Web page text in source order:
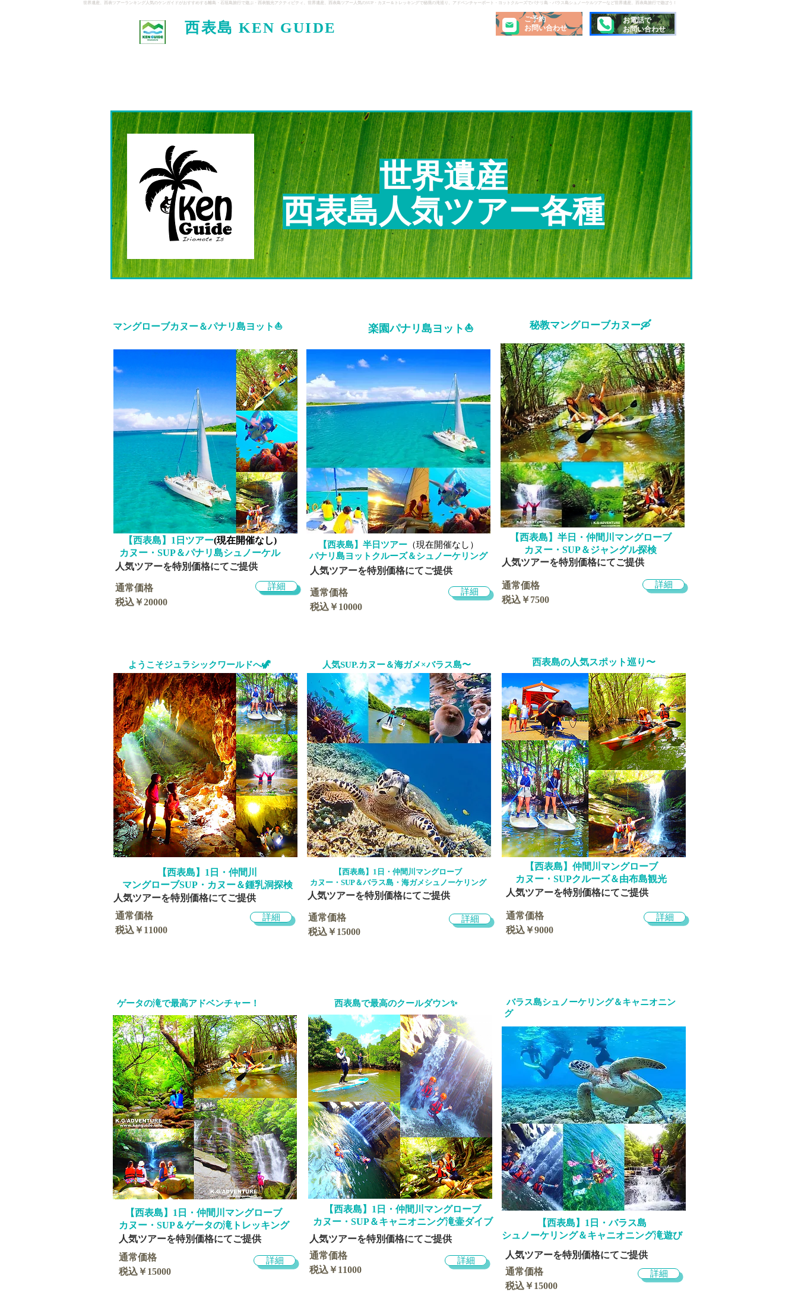
世界遺産、西表ツアーランキング人気のケンガイドがおすすめする離島・石垣島旅行で遊ぶ・西表観光アクティビティ、世界遺産、西表島ツアー人気のSUP・カヌー＆トレッキングで秘境の滝巡り、アドベンチャーボート・ヨットクルーズでパナリ島・バラス島シュノーケルツアーなど世界遺産、西表島旅行で遊ぼう！
西表島 KEN GUIDE
ご予約
お問い合わせ
お電話で
お問い合わせ
世界遺産
西表島人気ツアー各種
​【西表島】1日ツアー(現在開催なし)
​カヌー・SUP＆パナリ島シュノーケル
​人気ツアーを特別価格にてご提供
通常価格
税込￥20000
詳細
マングローブカヌー＆パナリ島ヨット⛵️ 楽園パナリ島ヨット⛵️
【西表島】半日ツアー ​（現在開催なし）
​パナリ島ヨットクルーズ＆シュノーケリング
​人気ツアーを特別価格にてご提供
通常価格
税込￥10000
詳細
秘教マングローブカヌー🛶
【西表島】半日・仲間川 マングローブ
カヌー・SUP＆ジャングル探検
​人気ツアーを特別価格にてご提供
通常価格
税込￥7500
詳細
ようこそジュラシックワールドへ🦖
【西表島】1日・仲間川
​マングローブSUP・カヌー＆鍾乳洞探検
​人気ツアーを特別価格にてご提供
通常価格
税込￥11000
詳細
人気SUP.カヌー＆海ガメ×バラス島〜
​【西表島】1日・仲間川 マングローブ
カヌー・SUP＆バラス島・海ガメシュノーケリング
​人気ツアーを特別価格にてご提供
通常価格
税込￥15000
詳細
西表島の人気スポット巡り〜
​【西表島】仲間川 マングローブ
カヌー・SUPクルーズ＆由布島観光
​人気ツアーを特別価格にてご提供
通常価格
税込￥9000
詳細
ゲータの滝で最高アドベンチャー！
​【西表島】1日・仲間川 マングローブ
カヌー・SUP＆ゲータの滝トレッキング
​人気ツアーを特別価格にてご提供
通常価格
税込￥15000
詳細
西表島で最高のクールダウン✨
​【西表島】1日・仲間川マングローブ
カヌー・SUP＆キャニオニング滝壷ダイブ
​人気ツアーを特別価格にてご提供
通常価格
税込￥11000
詳細
バラス島シュノーケリング＆キャニオニン
グ
​【西表島】1日・バラス島
シュノーケリング＆キャニオニング滝遊び
​人気ツアーを特別価格にてご提供
通常価格
税込￥15000
詳細